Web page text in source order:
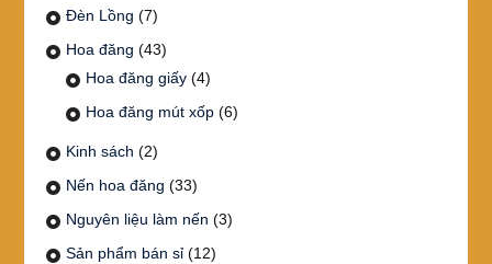
Đèn Lồng (7)
Hoa đăng (43)
Hoa đăng giấy (4)
Hoa đăng mút xốp (6)
Kinh sách (2)
Nến hoa đăng (33)
Nguyên liệu làm nến (3)
Sản phẩm bán sỉ (12)